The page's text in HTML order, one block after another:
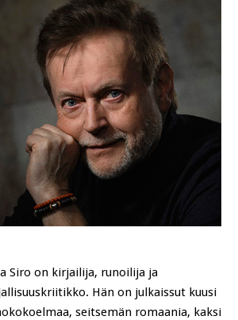
Siro on kirjailija, runoilija ja
Hän on julkaissut kuusi
seitsemän romaania, kaksi